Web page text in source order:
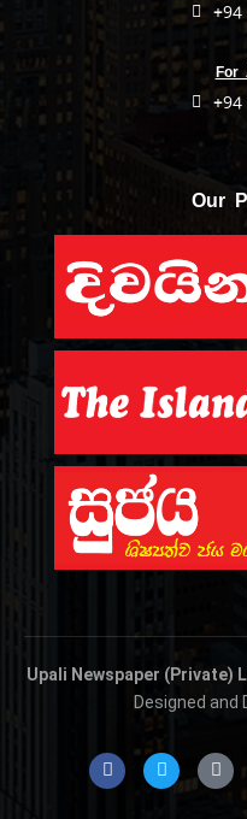
For
Our
Upali Newspaper (Private)
Designed and